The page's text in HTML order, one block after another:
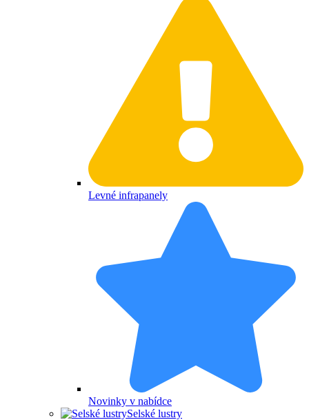
Levné infrapanely
Novinky v nabídce
Selské lustry